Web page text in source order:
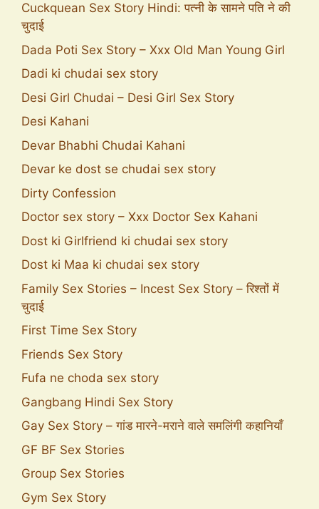
Cuckquean Sex Story Hindi: पत्नी के सामने पति ने की
चुदाई
Dada Poti Sex Story – Xxx Old Man Young Girl
Dadi ki chudai sex story
Desi Girl Chudai – Desi Girl Sex Story
Desi Kahani
Devar Bhabhi Chudai Kahani
Devar ke dost se chudai sex story
Dirty Confession
Doctor sex story – Xxx Doctor Sex Kahani
Dost ki Girlfriend ki chudai sex story
Dost ki Maa ki chudai sex story
Family Sex Stories – Incest Sex Story – रिश्तों में
चुदाई
First Time Sex Story
Friends Sex Story
Fufa ne choda sex story
Gangbang Hindi Sex Story
Gay Sex Story – गांड मारने-मराने वाले समलिंगी कहानियाँ
GF BF Sex Stories
Group Sex Stories
Gym Sex Story